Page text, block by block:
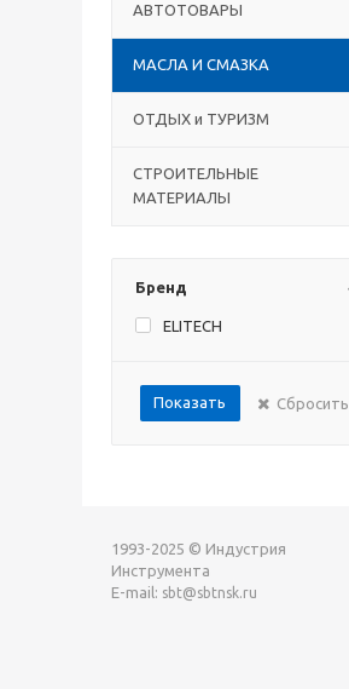
АВТОТОВАРЫ
МАСЛА И СМАЗКА
ОТДЫХ и ТУРИЗМ
СТРОИТЕЛЬНЫЕ
МАТЕРИАЛЫ
Бренд
ELITECH
Показать Сбросить
1993-2025 © Индустрия
Инструмента
E-mail: sbt@sbtnsk.ru